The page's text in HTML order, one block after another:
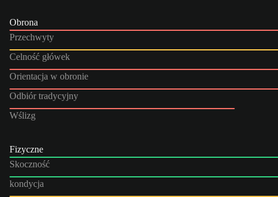
Obrona
Przechwyty
Celność główek
Orientacja w obronie
Odbiór tradycyjny
Wślizg
Fizyczne
Skoczność
kondycja